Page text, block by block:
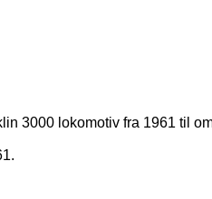
3000 lokomotiv fra 1961 til